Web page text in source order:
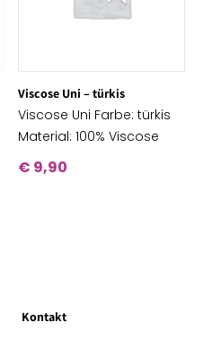
Viscose Uni – türkis
Viscose Uni Farbe: türkis
Material: 100% Viscose
€ 9,90
Kontakt